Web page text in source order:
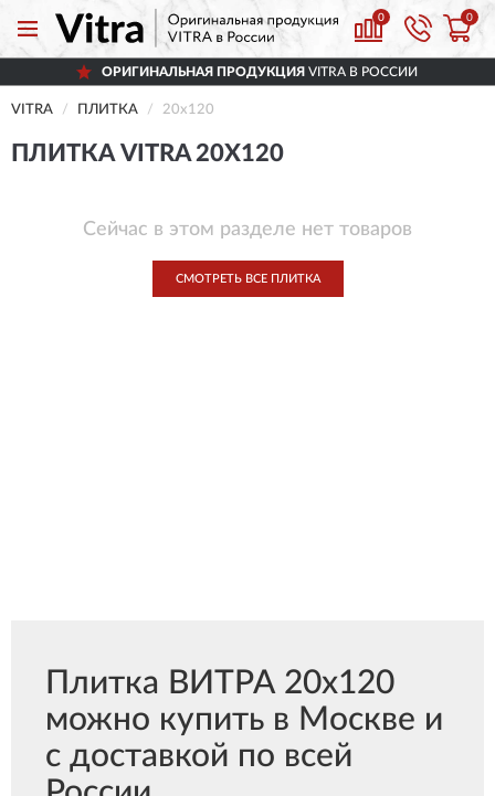
0 0
ОРИГИНАЛЬНАЯ ПРОДУКЦИЯ VITRA В РОССИИ
VITRA ПЛИТКА 20x120
ПЛИТКА VITRA 20X120
Сейчас в этом разделе нет товаров
СМОТРЕТЬ ВСЕ ПЛИТКА
Плитка ВИТРА 20x120
можно купить в Москве и
с доставкой по всей